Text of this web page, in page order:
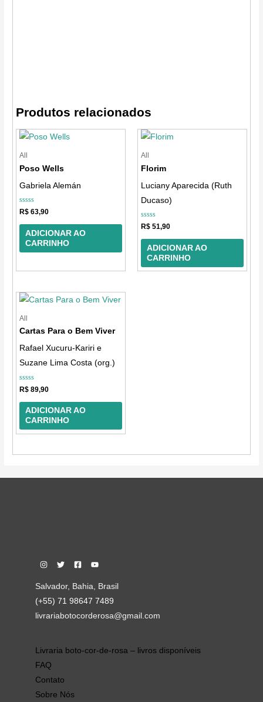
Produtos relacionados
All
Poso Wells
Gabriela Alemán
Avaliação
0
de
R$ 63,90
ADICIONAR AO
CARRINHO
All
Florim
Luciany Aparecida (Ruth
Ducaso)
Avaliação
0
de
R$ 51,90
ADICIONAR AO
CARRINHO
All
Cartas Para o Bem Viver
Rafael Xucuru-Kariri e
Suzane Lima Costa (org.)
Avaliação
0
de
R$ 89,90
ADICIONAR AO
CARRINHO
Salvador, Bahia, Brasil
(+55) 71 98647 7489
livrariabotocorderosa@gmail.com
Livraria boto-cor-de-rosa – livros disponíveis
FAQ
Contato
Sobre Nós